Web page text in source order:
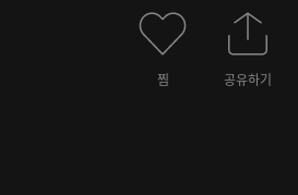
찜 공유하기